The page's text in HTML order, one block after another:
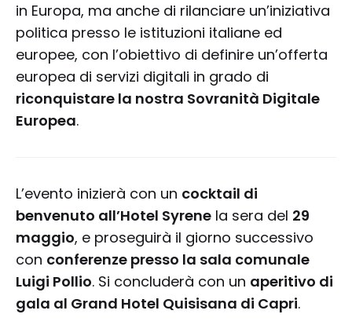
in Europa, ma anche di rilanciare un’iniziativa
politica presso le istituzioni italiane ed
europee, con l’obiettivo di definire un’offerta
europea di servizi digitali in grado di
riconquistare la nostra Sovranità Digitale
Europea.
L’evento inizierà con un cocktail di
benvenuto all’Hotel Syrene la sera del 29
maggio, e proseguirà il giorno successivo
con conferenze presso la sala comunale
Luigi Pollio. Si concluderà con un aperitivo di
gala al Grand Hotel Quisisana di Capri.